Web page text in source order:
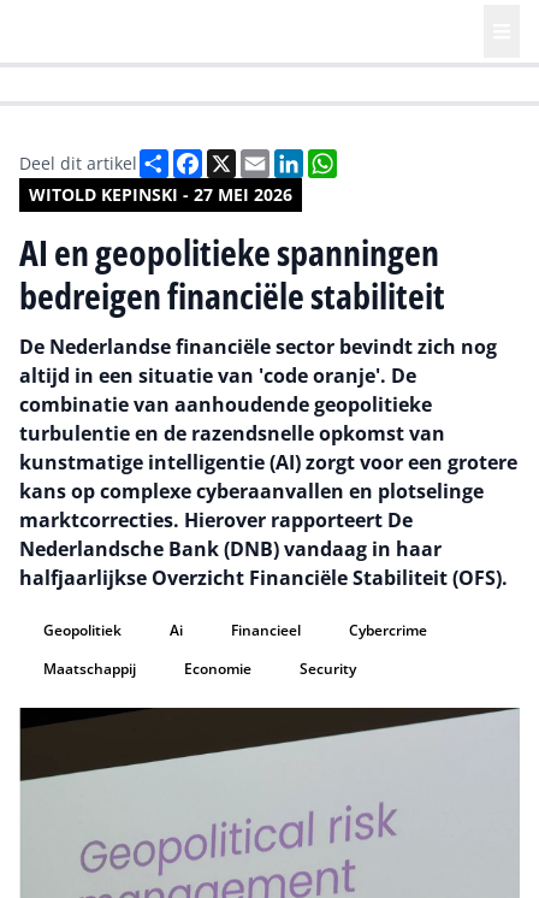
WITOLD KEPINSKI - 27 MEI 2026
Deel dit artikel DeelFacebook
X EmailLinkedIn
AI en geopolitieke spanningen
bedreigen financiële stabiliteit
De Nederlandse financiële sector bevindt zich nog
altijd in een situatie van 'code oranje'. De
combinatie van aanhoudende geopolitieke
turbulentie en de razendsnelle opkomst van
kunstmatige intelligentie (AI) zorgt voor een grotere
kans op complexe cyberaanvallen en plotselinge
marktcorrecties. Hierover rapporteert De
Nederlandsche Bank (DNB) vandaag in haar
halfjaarlijkse Overzicht Financiële Stabiliteit (OFS).
Geopolitiek Ai Financieel
Cybercrime
Maatschappij
Economie Security